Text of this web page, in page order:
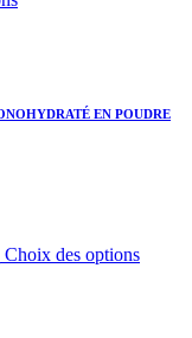
produit
Les
options
page
EN POUDRE
Choix des optionsCe